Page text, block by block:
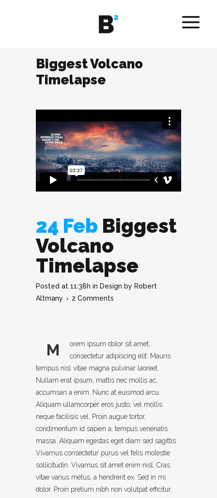
Biggest Volcano
Timelapse
24 Feb Biggest
Volcano
Timelapse
Posted at 11:38h in Design by Robert
Altmany
2 Comments
M
orem ipsum dolor sit amet,
consectetur adipiscing elit. Mauris
tempus nisl vitae magna pulvinar laoreet.
Nullam erat ipsum, mattis nec mollis ac,
accumsan a enim. Nunc at euismod arcu.
Aliquam ullamcorper eros justo, vel mollis
neque facilisis vel. Proin augue tortor,
condimentum id sapien a, tempus venenatis
massa. Aliquam egestas eget diam sed sagittis.
Vivamus consectetur purus vel felis molestie
sollicitudin. Vivamus sit amet enim nisl. Cras
vitae varius metus, a hendrerit ex. Sed in mi
dolor. Proin pretium nibh non volutpat efficitur.